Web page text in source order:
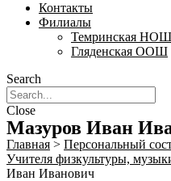
Контакты
Филиалы
Темринская НОШ
Гляденская ООШ
Search
Close
Мазуров Иван
Главная > Персональный
Учителя физкультуры,
Иван Иванович